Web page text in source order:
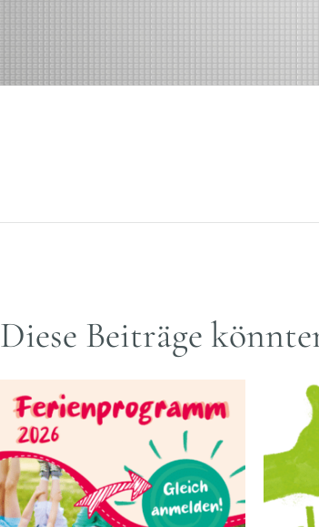
Diese Beiträge